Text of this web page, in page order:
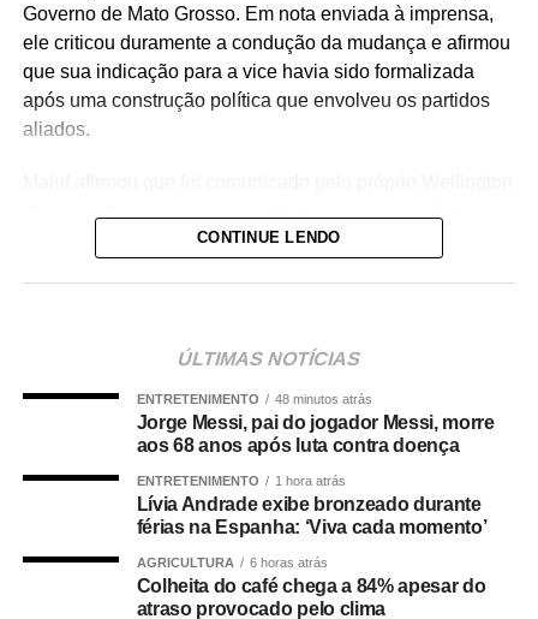
Governo de Mato Grosso. Em nota enviada à imprensa,
ele criticou duramente a condução da mudança e afirmou
que sua indicação para a vice havia sido formalizada
após uma construção política que envolveu os partidos
aliados.
foi tomada na noite de quinta-feira (6), quando o PL
Para o empresário, a alteração não representa apenas
de compromisso.
“Não se trata apenas de uma mudança de candidatura.
Trata-se da forma como a política é conduzida.”
Segundo Maluf, sua participação na chapa não nasceu
de uma negociação informal. Ele afirmou que aceitou o
convite depois de uma decisão política que, inclusive, foi
CONTINUE LENDO
ÚLTIMAS NOTÍCIAS
ENTRETENIMENTO 48 minutos atrás
Jorge Messi, pai do jogador Messi, morre
aos 68 anos após luta contra doença
ENTRETENIMENTO 1 hora atrás
Lívia Andrade exibe bronzeado durante
férias na Espanha: ‘Viva cada momento’
AGRICULTURA 6 horas atrás
Colheita do café chega a 84% apesar do
atraso provocado pelo clima